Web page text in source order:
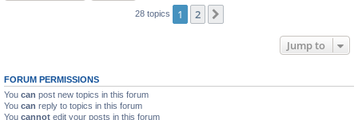
28 topics 1 2
Jump to
FORUM PERMISSIONS
You can post new topics in this forum
You can reply to topics in this forum
You cannot edit your posts in this forum